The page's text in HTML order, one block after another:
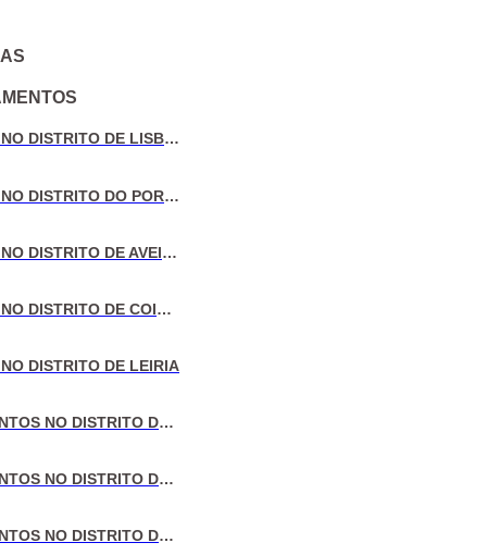
VENDA DE MORADIAS NO DISTRITO DE LISBOA
VENDA DE MORADIAS NO DISTRITO DO PORTO
VENDA DE MORADIAS NO DISTRITO DE AVEIRO
VENDA DE MORADIAS NO DISTRITO DE COIMBRA
DISTRITO DE LEIRIA
VENDA DE APARTAMENTOS NO DISTRITO DE LISBOA
VENDA DE APARTAMENTOS NO DISTRITO DO PORTO
VENDA DE APARTAMENTOS NO DISTRITO DE AVEIRO